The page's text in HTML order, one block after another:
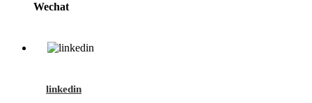
Wechat
linkedin